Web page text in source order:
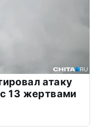
атаку
13 жертвами